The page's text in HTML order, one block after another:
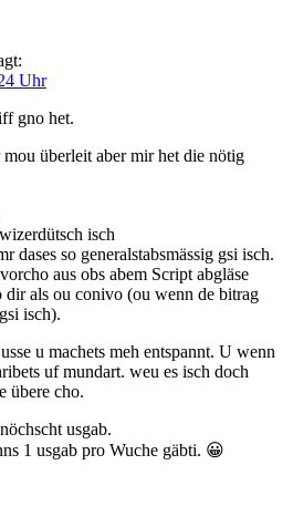
Uhr
gno het.
mou überleit aber mir het die nötig
isch
dases so generalstabsmässig gsi isch.
aus obs abem Script abgläse
als ou conivo (ou wenn de bitrag
isch).
u machets meh entspannt. U wenn
uf mundart. weu es isch doch
übere cho.
usgab.
1 usgab pro Wuche gäbti. 😀